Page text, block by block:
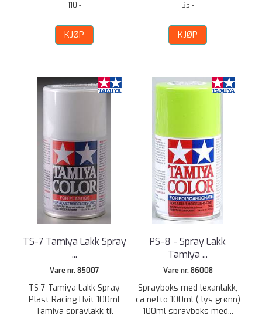
110,-
KJØP
35,-
KJØP
TS-7 Tamiya Lakk Spray
...
Vare nr. 85007
TS-7 Tamiya Lakk Spray
Plast Racing Hvit 100ml
Tamiya spraylakk til
PS-8 - Spray Lakk
Tamiya ...
Vare nr. 86008
Sprayboks med lexanlakk,
ca netto 100ml ( lys grønn)
100ml sprayboks med...